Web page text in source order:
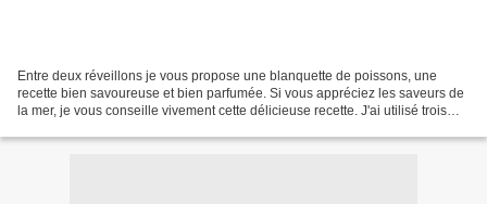
Entre deux réveillons je vous propose une blanquette de poissons, une
recette bien savoureuse et bien parfumée. Si vous appréciez les saveurs de
la mer, je vous conseille vivement cette délicieuse recette. J'ai utilisé trois